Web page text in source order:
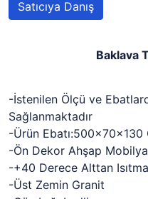
Satıcıya Danış
Baklava
-İstenilen Ölçü ve
Sağlanmaktadır
-Ürün Ebatı:500x70x130
-Ön Dekor Ahşap
-+40 Derece Alttan
-Üst Zemin Granit